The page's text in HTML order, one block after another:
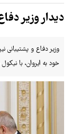
دیدار وزیر
وزیر دفاع و پشتیبانی
خود به ایروان، با